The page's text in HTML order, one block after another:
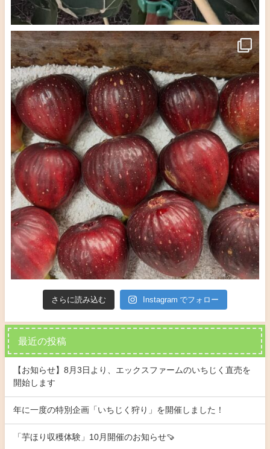
さらに読み込む Instagram でフォロー
最近の投稿
【お知らせ】8月3日より、エックスファームのいちじく直売を
開始します
年に一度の特別企画「いちじく狩り」を開催しました！
「芋ほり収穫体験」10月開催のお知らせ🍠